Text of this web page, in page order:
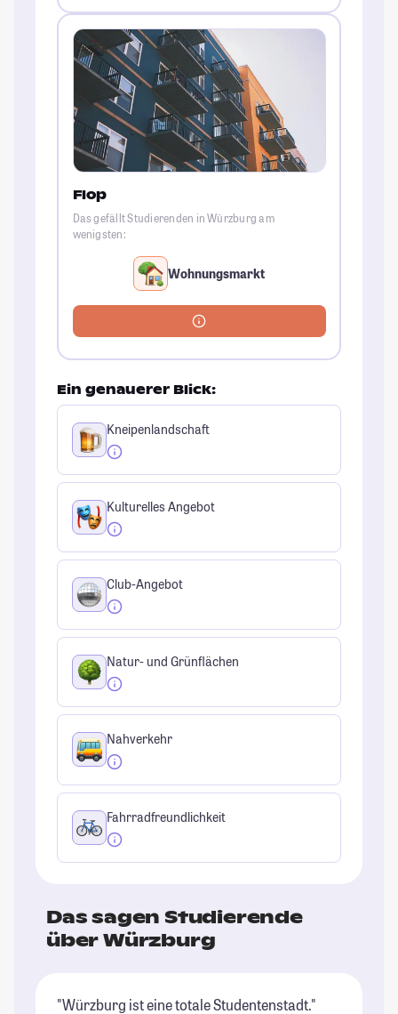
Flop
Das gefällt Studierenden in Würzburg am
wenigsten:
Wohnungsmarkt
Ein genauerer Blick:
Kneipenlandschaft
Kulturelles Angebot
Club-Angebot
Natur- und Grünflächen
Nahverkehr
Fahrradfreundlichkeit
Das sagen Studierende
über Würzburg
"Würzburg ist eine totale Studentenstadt."